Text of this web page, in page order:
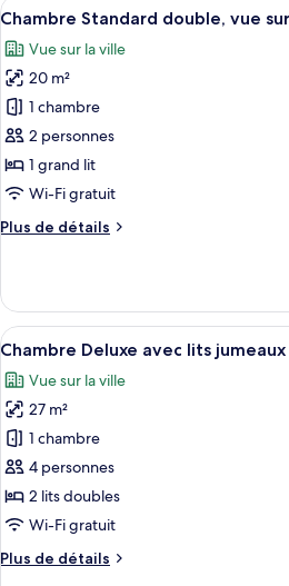
supérieure
Afficher
toutes
les
photos
pour
ce
type
de
chambre :
Chambre
vue
sur
la
ville
8
Chambre Standard double, vue
Vue sur la ville
20 m²
1 chambre
2 personnes
1 grand lit
Wi-Fi gratuit
Plus de détails
Plus
Chambre
Standard
double,
sur
la
ville
Afficher
toutes
les
photos
pour
ce
type
de
chambre :
Chambre
Une
8
Chambre Deluxe avec lits jumeaux
Vue sur la ville
27 m²
1 chambre
4 personnes
2 lits doubles
Wi-Fi gratuit
Plus de détails
Plus